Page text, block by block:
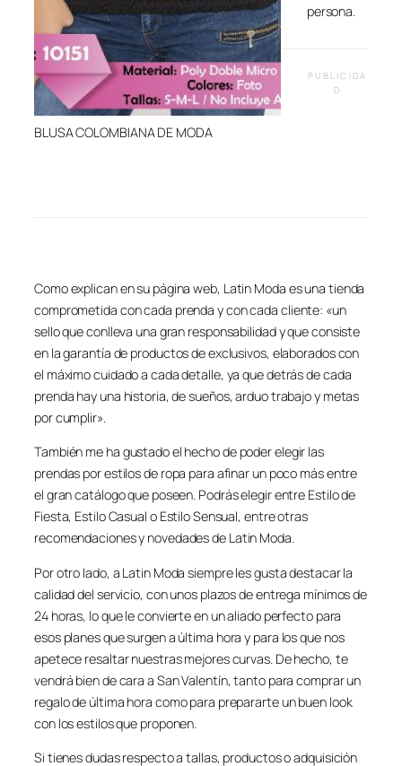
BLUSA COLOMBIANA DE MODA
persona.
PUBLICIDA
D
Como explican en su página web, Latin Moda es una tienda
comprometida con cada prenda y con cada cliente: «un
sello que conlleva una gran responsabilidad y que consiste
en la garantía de productos de exclusivos, elaborados con
el máximo cuidado a cada detalle, ya que detrás de cada
prenda hay una historia, de sueños, arduo trabajo y metas
por cumplir».
También me ha gustado el hecho de poder elegir las
prendas por estilos de ropa para afinar un poco más entre
el gran catálogo que poseen. Podrás elegir entre Estilo de
Fiesta, Estilo Casual o Estilo Sensual, entre otras
recomendaciones y novedades de Latin Moda.
Por otro lado, a Latin Moda siempre les gusta destacar la
calidad del servicio, con unos plazos de entrega mínimos de
24 horas, lo que le convierte en un aliado perfecto para
esos planes que surgen a última hora y para los que nos
apetece resaltar nuestras mejores curvas. De hecho, te
vendrá bien de cara a San Valentín, tanto para comprar un
regalo de última hora como para prepararte un buen look
con los estilos que proponen.
Si tienes dudas respecto a tallas, productos o adquisición